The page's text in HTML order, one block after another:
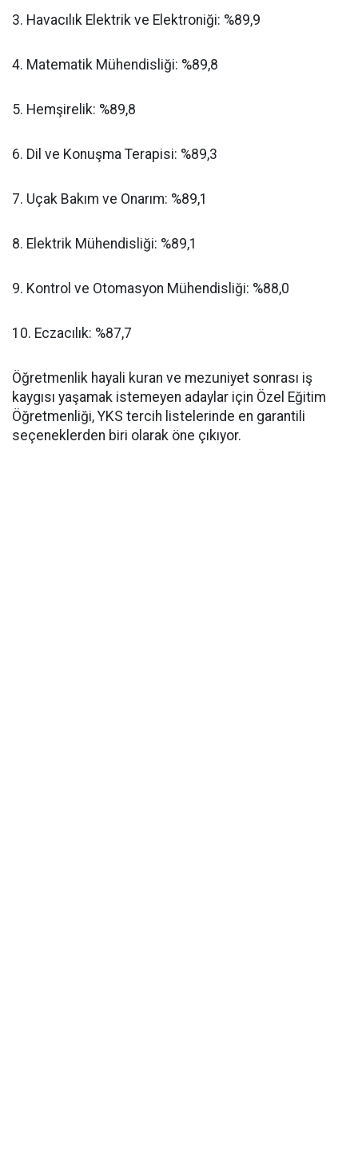
​3. Havacılık Elektrik ve Elektroniği: %89,9
​4. Matematik Mühendisliği: %89,8
​5. Hemşirelik: %89,8
​6. Dil ve Konuşma Terapisi: %89,3
​7. Uçak Bakım ve Onarım: %89,1
​8. Elektrik Mühendisliği: %89,1
​9. Kontrol ve Otomasyon Mühendisliği: %88,0
​10. Eczacılık: %87,7
​Öğretmenlik hayali kuran ve mezuniyet sonrası iş
kaygısı yaşamak istemeyen adaylar için Özel Eğitim
Öğretmenliği, YKS tercih listelerinde en garantili
seçeneklerden biri olarak öne çıkıyor.